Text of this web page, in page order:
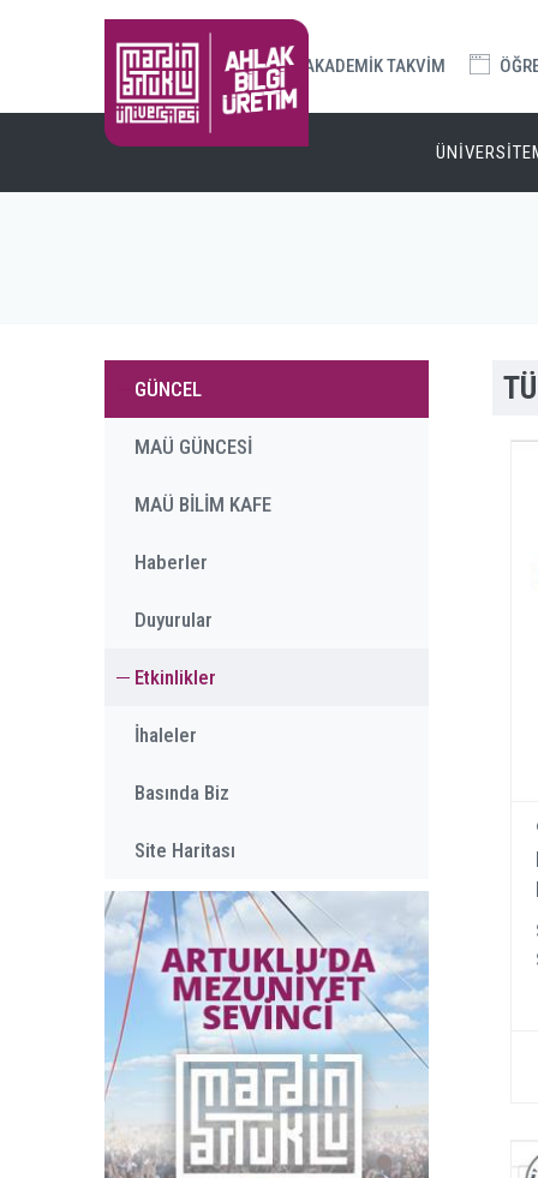
AKADEMİK TAKVİM
GÜNCEL
MAÜ GÜNCESİ
MAÜ BİLİM KAFE
Haberler
Duyurular
Etkinlikler
İhaleler
Basında Biz
Site Haritası